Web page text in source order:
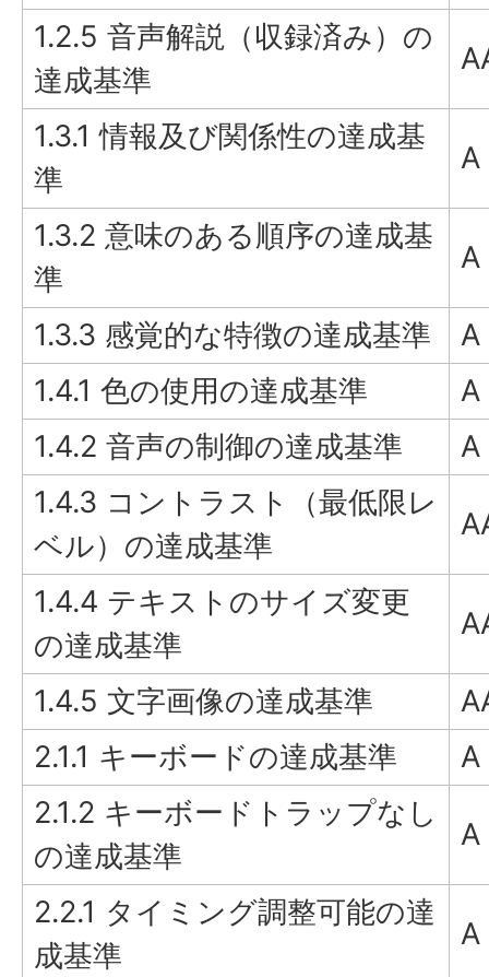
1.2.5 音声解説（収録済み）の
達成基準
1.3.1 情報及び関係性の達成基
準
A
1.3.2 意味のある順序の達成基
準
A
1.3.3 感覚的な特徴の達成基準
A
1.4.1 色の使用の達成基準
A
1.4.2 音声の制御の達成基準
A
1.4.3 コントラスト（最低限レ
ベル）の達成基準
1.4.4 テキストのサイズ変更
の達成基準
1.4.5 文字画像の達成基準
2.1.1 キーボードの達成基準
A
2.1.2 キーボードトラップなし
の達成基準
A
2.2.1 タイミング調整可能の達
成基準
A